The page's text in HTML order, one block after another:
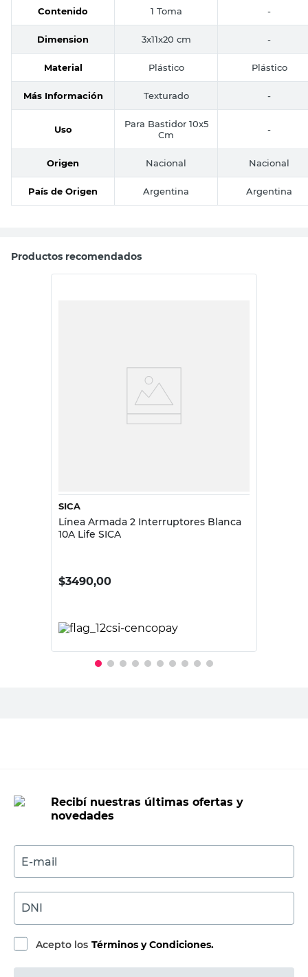
Contenido 1 Toma -
Dimension 3x11x20 cm -
Material Plástico Plástico
Más Información Texturado -
Uso
Para Bastidor 10x5
Cm
-
Origen Nacional Nacional
País de Origen Argentina Argentina
Productos recomendados
SICA
Línea Armada 2 Interruptores Blanca
10A Life SICA
$3490,00
Recibí nuestras últimas ofertas y
novedades
E-mail
DNI
Acepto los Términos y Condiciones.